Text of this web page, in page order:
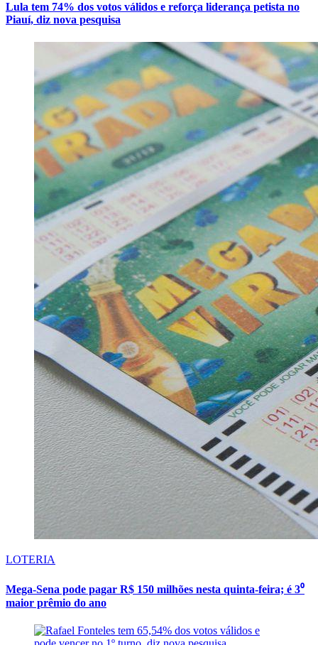
Lula tem 74% dos votos válidos e reforça liderança petista no
Piauí, diz nova pesquisa
LOTERIA
Mega-Sena pode pagar R$ 150 milhões nesta quinta-feira; é 3⁰
maior prêmio do ano